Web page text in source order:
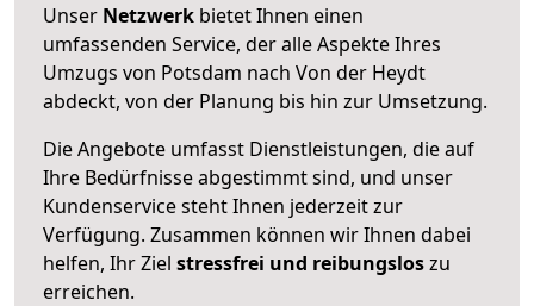
Unser Netzwerk bietet Ihnen einen
umfassenden Service, der alle Aspekte Ihres
Umzugs von Potsdam nach Von der Heydt
abdeckt, von der Planung bis hin zur Umsetzung.
Die Angebote umfasst Dienstleistungen, die auf
Ihre Bedürfnisse abgestimmt sind, und unser
Kundenservice steht Ihnen jederzeit zur
Verfügung. Zusammen können wir Ihnen dabei
helfen, Ihr Ziel stressfrei und reibungsloszu
erreichen.